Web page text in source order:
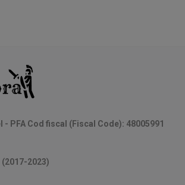
- PFA Cod fiscal (Fiscal Code): 48005991
(2017-2023)